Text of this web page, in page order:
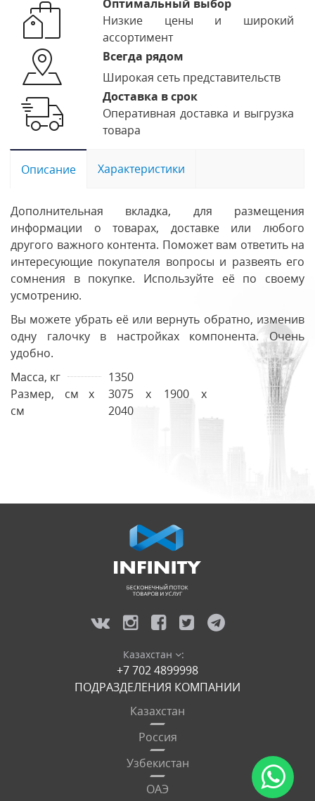
Оптимальный выбор
Низкие цены и широкий
ассортимент
Всегда рядом
Широкая сеть представительств
Доставка в срок
Оперативная доставка и выгрузка
товара
Описание Характеристики
Дополнительная вкладка, для размещения
информации о товарах, доставке или любого
другого важного контента. Поможет вам ответить на
интересующие покупателя вопросы и развеять его
сомнения в покупке. Используйте её по своему
усмотрению.
Вы можете убрать её или вернуть обратно, изменив
одну галочку в настройках компонента. Очень
удобно.
Масса, кг
1350
Размер, см х
см
3075 х 1900 х
2040
Казахстан :
+7 702 4899998
ПОДРАЗДЕЛЕНИЯ КОМПАНИИ
Казахстан
Россия
Узбекистан
ОАЭ